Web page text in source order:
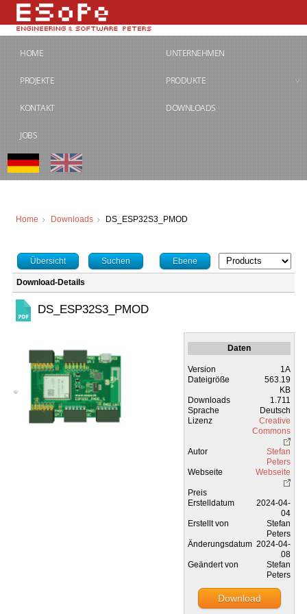
HOME UNTERNEHMEN
PROJEKTE PRODUKTE
KONTAKT DOWNLOADS
JOBS
Home Downloads DS_ESP32S3_PMOD
Übersicht Suchen Ebene
Download-Details
DS_ESP32S3_PMOD
Daten
Version
1A
Dateigröße
563.19
KB
Downloads
1.711
Sprache
Deutsch
Lizenz
Creative
Commons
Autor
Stefan
Peters
Webseite
Webseite
Preis
Erstelldatum
2024-04-
04
Erstellt von
Stefan
Peters
Änderungsdatum 2024-04-
08
Geändert von
Stefan
Peters
Download